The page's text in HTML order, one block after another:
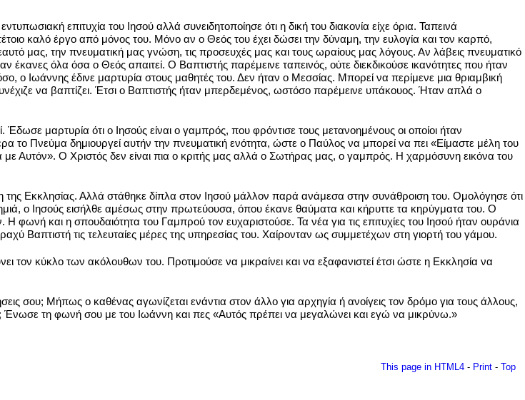
επιτυχία του Ιησού αλλά συνειδητοποίησε ότι η δική του διακονία είχε όρια. Ταπεινά
καλό έργο από μόνος του. Μόνο αν ο Θεός του έχει δώσει την δύναμη, την ευλογία και τον καρπό,
μας, την πνευματική μας γνώση, τις προσευχές μας και τους ωραίους μας λόγους. Αν λάβεις πνευματικό
έκανες όλα όσα ο Θεός απαιτεί. Ο Βαπτιστής παρέμεινε ταπεινός, ούτε διεκδικούσε ικανότητες που ήταν
Ιωάννης έδινε μαρτυρία στους μαθητές του. Δεν ήταν ο Μεσσίας. Μπορεί να περίμενε μια θριαμβική
να βαπτίζει. Έτσι ο Βαπτιστής ήταν μπερδεμένος, ωστόσο παρέμεινε υπάκουος. Ήταν απλά ο
μαρτυρία ότι ο Ιησούς είναι ο γαμπρός, που φρόντισε τους μετανοημένους οι οποίοι ήταν
το Πνεύμα δημιουργεί αυτήν την πνευματική ενότητα, ώστε ο Παύλος να μπορεί να πει «Είμαστε μέλη του
Αυτόν». Ο Χριστός δεν είναι πια ο κριτής μας αλλά ο Σωτήρας μας, ο γαμπρός. Η χαρμόσυνη εικόνα του
Εκκλησίας. Αλλά στάθηκε δίπλα στον Ιησού μάλλον παρά ανάμεσα στην συνάθροιση του. Ομολόγησε ότι
ο Ιησούς εισήλθε αμέσως στην πρωτεύουσα, όπου έκανε θαύματα και κήρυττε τα κηρύγματα του. Ο
φωνή και η σπουδαιότητα του Γαμπρού τον ευχαριστούσε. Τα νέα για τις επιτυχίες του Ιησού ήταν ουράνια
Βαπτιστή τις τελευταίες μέρες της υπηρεσίας του. Χαίρονταν ως συμμετέχων στη γιορτή του γάμου.
τον κύκλο των ακόλουθων του. Προτιμούσε να μικραίνει και να εξαφανιστεί έτσι ώστε η Εκκλησία να
σου; Μήπως ο καθένας αγωνίζεται ενάντια στον άλλο για αρχηγία ή ανοίγεις τον δρόμο για τους άλλους,
Ένωσε τη φωνή σου με του Ιωάννη και πες «Αυτός πρέπει να μεγαλώνει και εγώ να μικρύνω.»
This page in HTML4 - Print - Top